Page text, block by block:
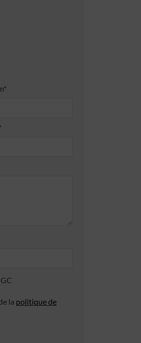
la politique de